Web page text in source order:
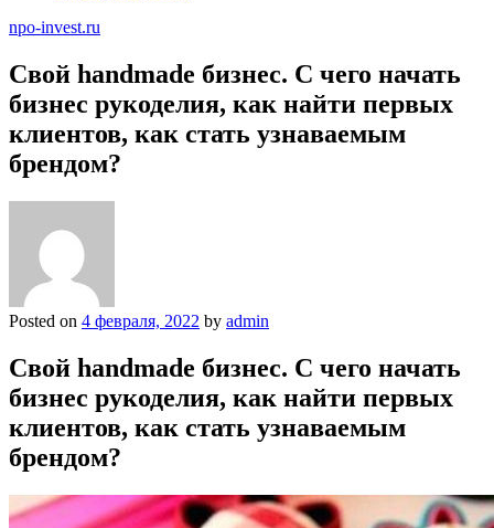
npo-invest.ru
Свой handmade бизнес. С чего начать
бизнес рукоделия, как найти первых
клиентов, как стать узнаваемым
брендом?
Posted on 4 февраля, 2022 by admin
Свой handmade бизнес. С чего начать
бизнес рукоделия, как найти первых
клиентов, как стать узнаваемым
брендом?